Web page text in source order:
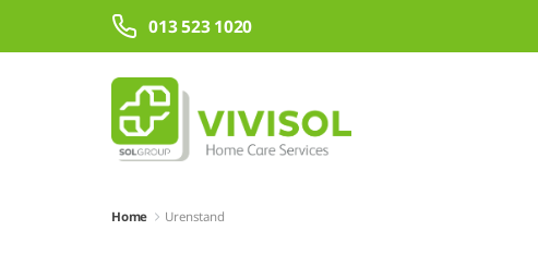
Overslaan en naar hoofdinhoud gaan
013 523 1020
Home Urenstand